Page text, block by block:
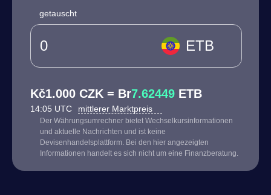
getauscht
ETB
Kč1.000 CZK = Br7.62449 ETB
14:05 UTC mittlerer Marktpreis
Der Währungsumrechner bietet Wechselkursinformationen
und aktuelle Nachrichten und ist keine
Devisenhandelsplattform. Bei den hier angezeigten
Informationen handelt es sich nicht um eine Finanzberatung.